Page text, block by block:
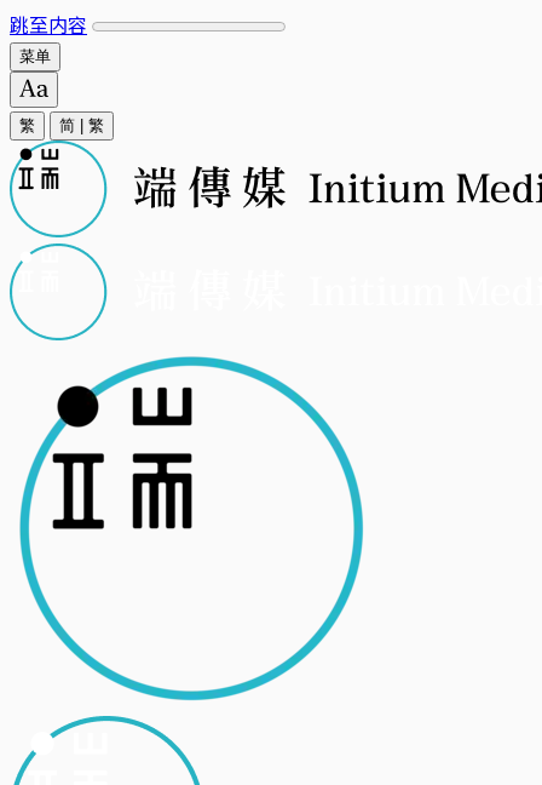
跳至内容
菜单
繁 简 繁